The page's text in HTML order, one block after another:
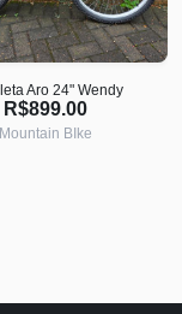
Aro 24" Wendy
R$899.00
Mountain BIke